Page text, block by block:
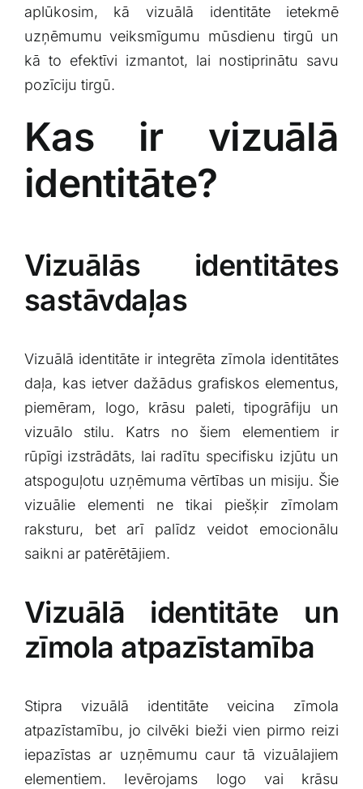
aplūkosim, kā vizuālā identitāte ietekmē
uzņēmumu veiksmīgumu mūsdienu tirgū un
kā to ​efektīvi izmantot, lai nostiprinātu savu
pozīciju tirgū.
Kas ir vizuālā
identitāte?
Vizuālās identitātes
sastāvdaļas
Vizuālā identitāte ⁣ir integrēta zīmola identitātes
‌daļa, kas ietver ⁢dažādus grafiskos elementus,
piemēram, logo, krāsu paleti, ⁤tipogrāfiju un
vizuālo stilu. ‍Katrs no šiem elementiem ir⁣
rūpīgi izstrādāts, lai radītu specifisku izjūtu un
atspoguļotu ‍uzņēmuma vērtības un misiju.‍ Šie
vizuālie elementi ne⁤ tikai piešķir zīmolam⁢
raksturu, bet arī palīdz veidot emocionālu
⁤saikni ar​ patērētājiem.
Vizuālā⁣ identitāte un‍
zīmola ‌atpazīstamība
Stipra vizuālā identitāte​ veicina​ zīmola
atpazīstamību, jo cilvēki bieži vien ​pirmo ‍reizi
iepazīstas⁤ ar uzņēmumu​ caur⁣ tā ‍vizuālajiem
elementiem. ‍Ievērojams logo⁤ vai krāsu